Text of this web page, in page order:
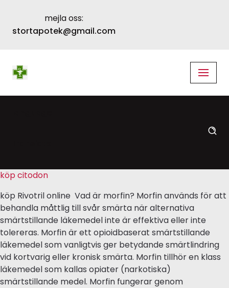
Skip
mejla oss:
stortapotek@gmail.com
köp citodon
köp Rivotril online Vad är morfin? Morfin används för att
behandla måttlig till svår smärta när alternativa
smärtstillande läkemedel inte är effektiva eller inte
tolereras. Morfin är ett opioidbaserat smärtstillande
läkemedel som vanligtvis ger betydande smärtlindring
vid kortvarig eller kronisk smärta. Morfin tillhör en klass
läkemedel som kallas opiater (narkotiska)
smärtstillande medel. Morfin fungerar genom